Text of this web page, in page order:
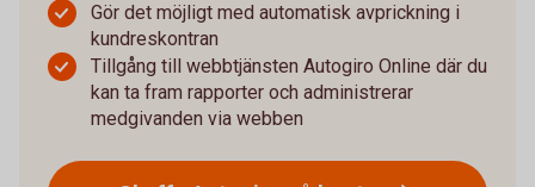
Gör det möjligt med automatisk avprickning i
kundreskontran
Tillgång till webbtjänsten Autogiro Online där du
kan ta fram rapporter och administrerar
medgivanden via webben